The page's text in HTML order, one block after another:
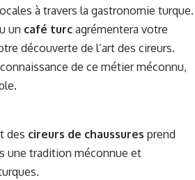
à travers la gastronomie turque.
un café turc agrémentera votre
découverte de l’art des cireurs.
de ce métier méconnu,
des cireurs de chaussures prend
une tradition méconnue et